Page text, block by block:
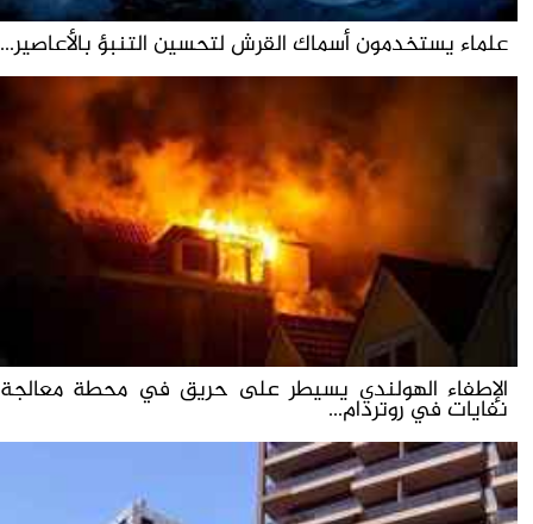
علماء يستخدمون أسماك القرش لتحسين التنبؤ بالأعاصير...
الإطفاء الهولندي يسيطر على حريق في محطة معالجة
نفايات في روتردام...